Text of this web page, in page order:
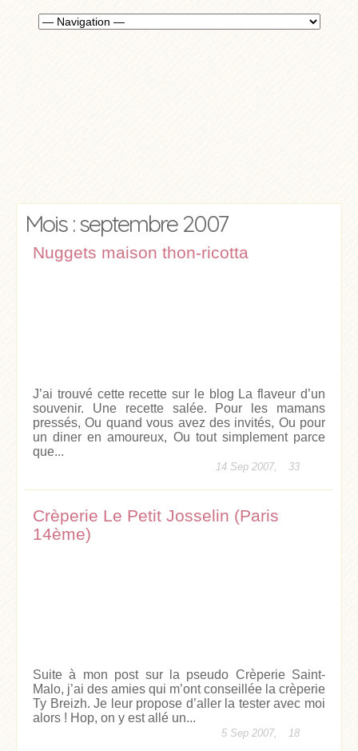
Mois : septembre 2007
Nuggets maison thon-ricotta
J’ai trouvé cette recette sur le blog La flaveur d’un
souvenir. Une recette salée. Pour les mamans
pressés, Ou quand vous avez des invités, Ou pour
un diner en amoureux, Ou tout simplement parce
que...
14 Sep 2007, 33
Crèperie Le Petit Josselin (Paris
14ème)
Suite à mon post sur la pseudo Crèperie Saint-
Malo, j’ai des amies qui m’ont conseillée la crèperie
Ty Breizh. Je leur propose d’aller la tester avec moi
alors ! Hop, on y est allé un...
5 Sep 2007, 18